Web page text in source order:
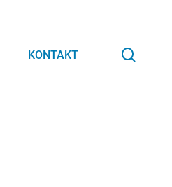
KONTAKT